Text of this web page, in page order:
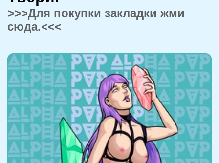
>>>Для покупки закладки жми
сюда.<<<